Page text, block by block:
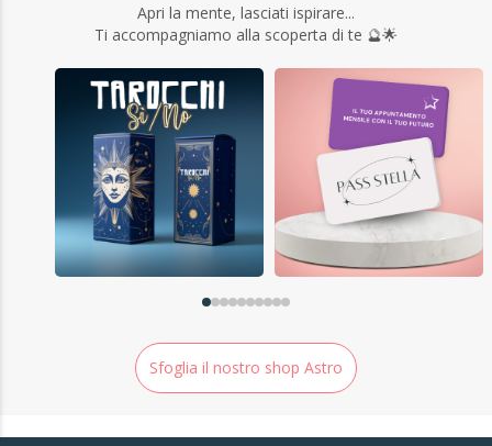
Apri la mente, lasciati ispirare...
Ti accompagniamo alla scoperta di te 🔮🌟
Sfoglia il nostro shop Astro